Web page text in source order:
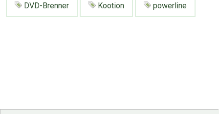
DVD-Brenner Kootion powerline